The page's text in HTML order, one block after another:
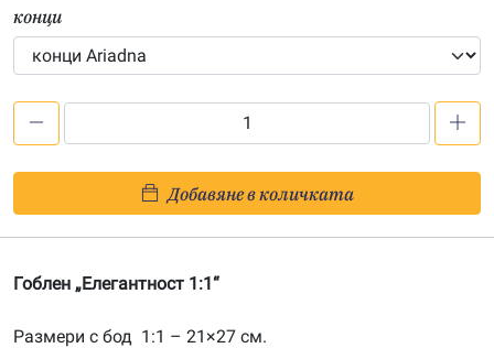
конци
Елегантност
1:1
Добавяне в количката
Гоблен „Елегантност 1:1“
Размери с бод 1:1 – 21×27 см.